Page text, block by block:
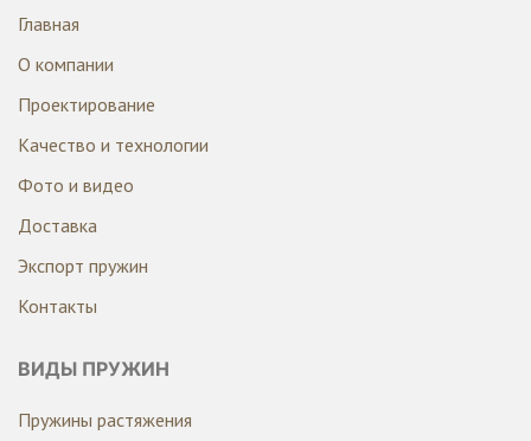
Главная
О компании
Проектирование
Качество и технологии
Фото и видео
Доставка
Экспорт пружин
Контакты
ВИДЫ ПРУЖИН
Пружины растяжения